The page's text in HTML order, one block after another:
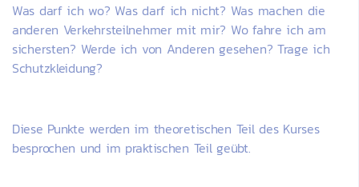
Was darf ich wo? Was darf ich nicht? Was machen die
anderen Verkehrsteilnehmer mit mir? Wo fahre ich am
sichersten? Werde ich von Anderen gesehen? Trage ich
Schutzkleidung?
Diese Punkte werden im theoretischen Teil des Kurses
besprochen und im praktischen Teil geübt.